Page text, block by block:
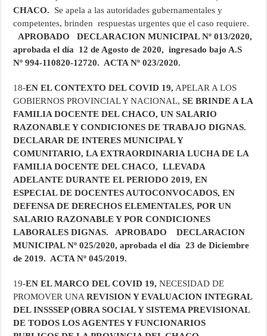
CHACO. Se apela a las autoridades gubernamentales y
competentes, brinden respuestas urgentes que el caso requiere.
APROBADO DECLARACION MUNICIPAL Nº 013/2020,
aprobada el día 12 de Agosto de 2020, ingresado bajo A.S
Nº 994-110820-12720. ACTA Nº 023/2020.
18-EN EL CONTEXTO DEL COVID 19, APELAR A LOS
GOBIERNOS PROVINCIAL Y NACIONAL, SE BRINDE A LA
FAMILIA DOCENTE DEL CHACO, UN SALARIO
RAZONABLE Y CONDICIONES DE TRABAJO DIGNAS.
DECLARAR DE INTERES MUNICIPAL Y
COMUNITARIO, LA EXTRAORDINARIA LUCHA DE LA
FAMILIA DOCENTE DEL CHACO, LLEVADA
ADELANTE DURANTE EL PERIODO 2019, EN
ESPECIAL DE DOCENTES AUTOCONVOCADOS, EN
DEFENSA DE DERECHOS ELEMENTALES, POR UN
SALARIO RAZONABLE Y POR CONDICIONES
LABORALES DIGNAS. APROBADO DECLARACION
MUNICIPAL Nº 025/2020, aprobada el día 23 de Diciembre
de 2019. ACTA Nº 045/2019.
19-EN EL MARCO DEL COVID 19, NECESIDAD DE
PROMOVER UNAREVISION Y EVALUACION INTEGRAL
DEL INSSSEP (OBRA SOCIAL Y SISTEMA PREVISIONAL
DE TODOS LOS AGENTES Y FUNCIONARIOS